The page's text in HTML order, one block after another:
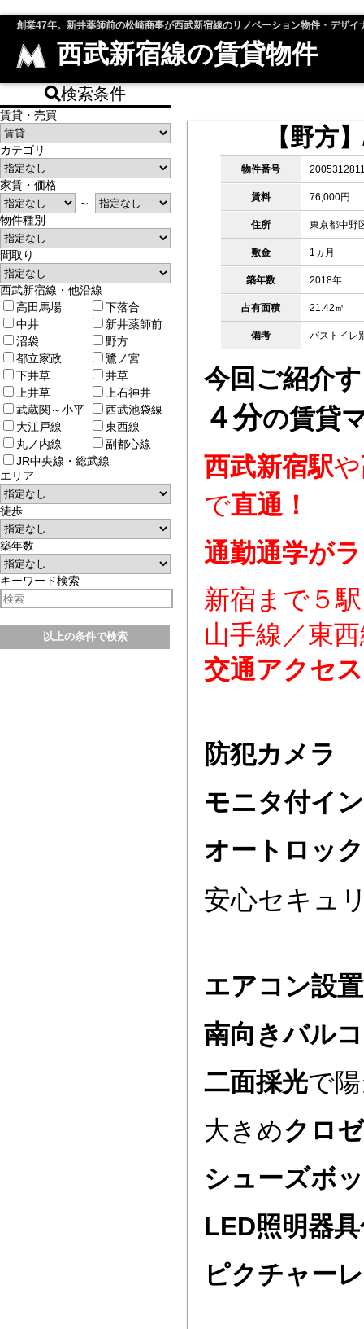
創業47年。新井薬師前の松崎商事が西武新宿線のリノベーション物件・デザ
西武新宿線の賃貸物件
【野方
物件番号
賃料 76,000円
住所 東京都中野
敷金 1ヵ月
築年数 2018年
占有面積 21.42㎡
備考 バストイレ
今回ご紹介
４分の賃貸
西武新宿駅や
で直通！
通勤通学が
新宿まで５
山手線／東
交通アクセ
防犯カメラ
モニタ付イ
オートロック
安心セキュ
エアコン設
南向きバル
二面採光で
大きめクロ
シューズボ
LED照明器
ピクチャー
検索条件
賃貸・売買
カテゴリ
家賃・価格
～
物件種別
間取り
西武新宿線・他沿線
高田馬場
下落合
中井
新井薬師前
沼袋
野方
都立家政
鷺ノ宮
下井草
井草
上井草
上石神井
武蔵関～小平
西武池袋線
大江戸線
東西線
丸ノ内線
副都心線
JR中央線・総武線
エリア
徒歩
築年数
キーワード検索